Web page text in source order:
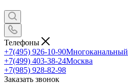
Телефоны
+7(495) 926-10-90Многоканальный
+7(499) 403-38-24Москва
+7(985) 928-82-98
Заказать звонок